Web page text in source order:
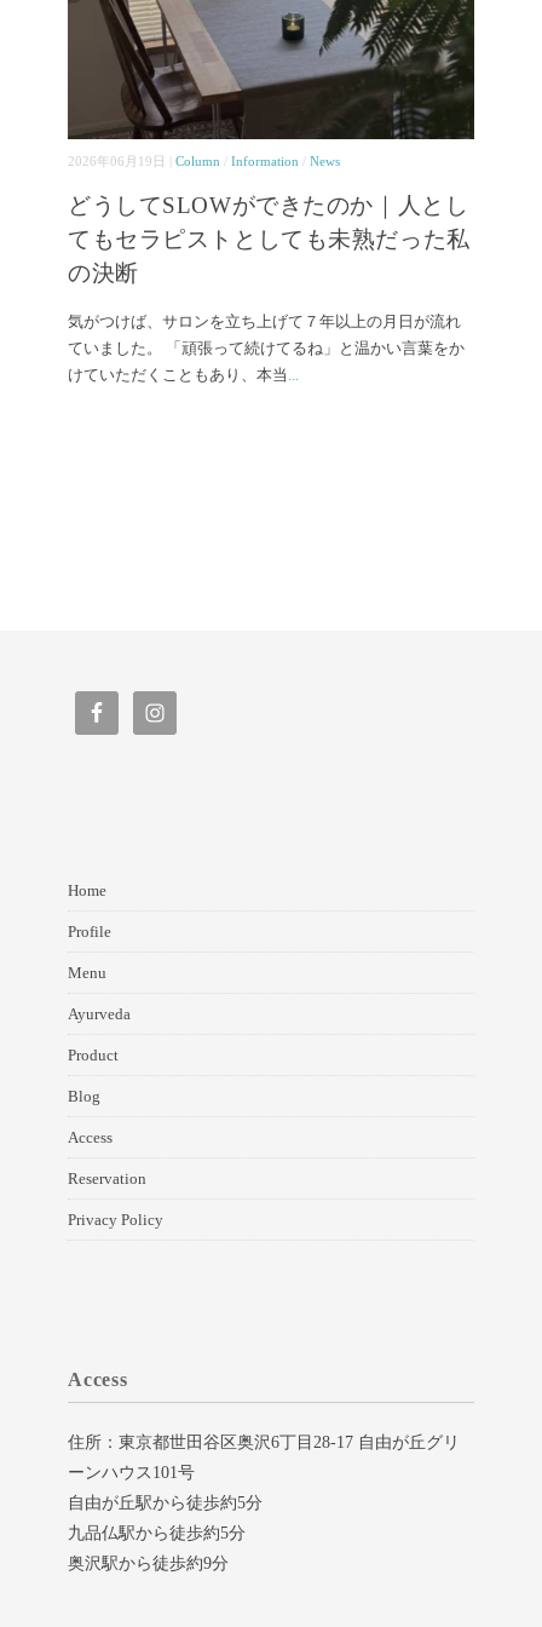
2026年06月19日 | Column / Information / News
どうしてSLOWができたのか｜人とし
てもセラピストとしても未熟だった私
の決断
気がつけば、サロンを立ち上げて７年以上の月日が流れ
ていました。 「頑張って続けてるね」と温かい言葉をか
けていただくこともあり、本当 ...
Home
Profile
Menu
Ayurveda
Product
Blog
Access
Reservation
Privacy Policy
Access
住所：東京都世田谷区奥沢6丁目28-17 自由が丘グリ
ーンハウス101号
自由が丘駅から徒歩約5分
九品仏駅から徒歩約5分
奥沢駅から徒歩約9分